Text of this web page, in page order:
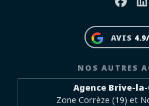
Facebook
AVIS
NOS AUTRES
Agence Brive-
Zone Corrèze (19) et